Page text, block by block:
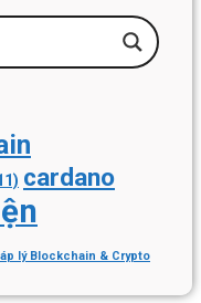
cardano
lý Blockchain & Crypto